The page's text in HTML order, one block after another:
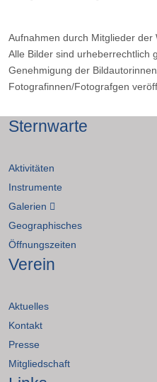
Aufnahmen durch Mitglieder der
Alle Bilder sind urheberrechtlich
Genehmigung der
Fotografinnen/Fotografgen
Sternwarte
Aktivitäten
Instrumente
Galerien
Geographisches
Öffnungszeiten
Verein
Aktuelles
Kontakt
Presse
Mitgliedschaft